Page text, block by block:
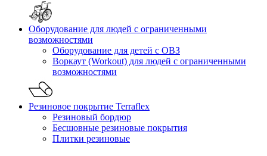
Оборудование для людей с ограниченными
возможностями
Оборудование для детей с ОВЗ
Воркаут (Workout) для людей с ограниченными
возможностями
Резиновое покрытие Terraflex
Резиновый бордюр
Бесшовные резиновые покрытия
Плитки резиновые